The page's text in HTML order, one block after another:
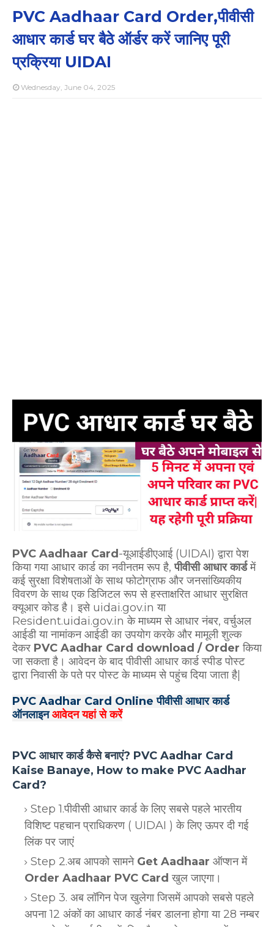
PVC Aadhaar Card Order,पीवीसी
आधार कार्ड घर बैठे ऑर्डर करें जानिए पूरी
प्रक्रिया UIDAI
Wednesday, June 04, 2025
PVC Aadhaar Card -यूआईडीएआई (UIDAI) द्वारा पेश
किया गया आधार कार्ड का नवीनतम रूप है,पीवीसी आधार कार्डमें
कई सुरक्षा विशेषताओं के साथ फोटोग्राफ और जनसांख्यिकीय
विवरण के साथ एक डिजिटल रूप से हस्ताक्षरित आधार सुरक्षित
क्यूआर कोड है। इसे uidai.gov.in या
Resident.uidai.gov.in के माध्यम से आधार नंबर, वर्चुअल
आईडी या नामांकन आईडी का उपयोग करके और मामूली शुल्क
देकर PVC Aadhar Card download / Orderकिया
जा सकता है। आवेदन के बाद पीवीसी आधार कार्ड स्पीड पोस्ट
द्वारा निवासी के पते पर पोस्ट के माध्यम से पहुंच दिया जाता है|
PVC Aadhar Card Online पीवीसी आधार कार्ड
ऑनलाइनआवेदन यहां से करें
PVC आधार कार्ड कैसे बनाएं? PVC Aadhar Card
Kaise Banaye, How to make PVC Aadhar
Card?
Step 1.पीवीसी आधार कार्ड के लिए सबसे पहले भारतीय
विशिष्ट पहचान प्राधिकरण ( UIDAI ) के लिए ऊपर दी गई
लिंक पर जाएं
Step 2.अब आपको सामने Get Aadhaar ऑप्शन में
Order Aadhaar PVC Card खुल जाएगा।
Step 3. अब लॉगिन पेज खुलेगा जिसमें आपको सबसे पहले
अपना 12 अंकों का आधार कार्ड नंबर डालना होगा या 28 नम्बर